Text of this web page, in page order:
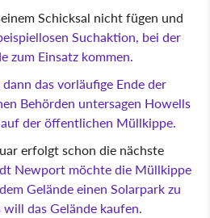
Schicksal nicht fügen und
Suchaktion, bei der
zum Einsatz kommen.
das vorläufige Ende der
Behörden untersagen Howells
der öffentlichen Müllkippe.
erfolgt schon die nächste
Newport möchte die Müllkippe
Gelände einen Solarpark zu
das Gelände kaufen.